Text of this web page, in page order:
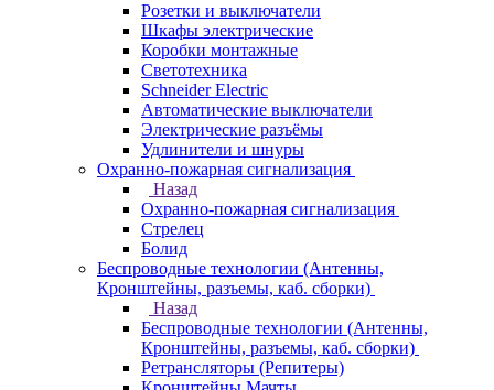
Розетки и выключатели
Шкафы электрические
Коробки монтажные
Светотехника
Schneider Electric
Автоматические выключатели
Электрические разъёмы
Удлинители и шнуры
Охранно-пожарная сигнализация
Назад
Охранно-пожарная сигнализация
Стрелец
Болид
Беспроводные технологии (Антенны,
Кронштейны, разъемы, каб. сборки)
Назад
Беспроводные технологии (Антенны,
Кронштейны, разъемы, каб. сборки)
Ретрансляторы (Репитеры)